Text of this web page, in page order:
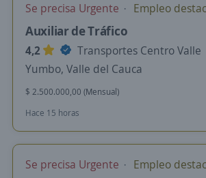
Se precisa Urgente Empleo
Auxiliar de Tráfico
4,2
Transportes Centro Valle
Yumbo, Valle del Cauca
$ 2.500.000,00 (Mensual)
Hace 15 horas
Se precisa Urgente Empleo